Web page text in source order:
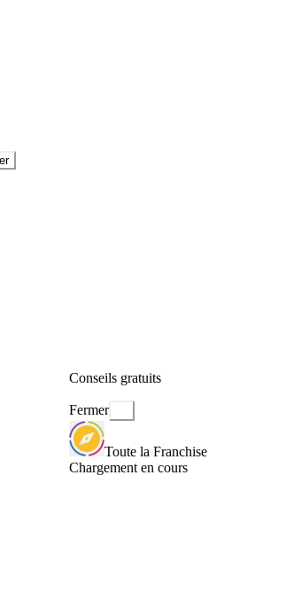
Conseils gratuits
Fermer
Toute la Franchise
Chargement en cours